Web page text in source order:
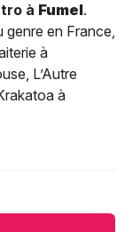
à Fumel.
genre en France,
à
L’Autre
à